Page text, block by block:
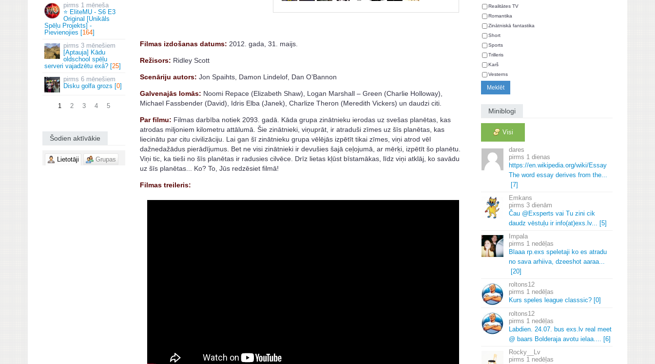
1 mēneša
⭐ EliteMU - S6 E3
Original [Unikāls
Spēļu Projekts] -
Pievienojies [164]
3 mēnešiem
[Aptauja] Kādu
oldschool spēļu
serveri vajadzētu exā? [25]
6 mēnešiem
Disku golfa grozs [0]
1 2 3 4 5
Šodien aktīvākie
Lietotāji Grupas
Filmas izdošanas datums: 2012. gada, 31. maijs.
Režisors: Ridley Scott
Scenāriju autors: Jon Spaihts, Damon Lindelof, Dan O’Bannon
Galvenajās lomās: Noomi Repace (Elizabeth Shaw), Logan Marshall – Green (Charlie Holloway),
Michael Fassbender (David), Idris Elba (Janek), Charlize Theron (Meredith Vickers) un daudzi citi.
Par filmu: Filmas darbība notiek 2093. gadā. Kāda grupa zinātnieku ierodas uz svešas planētas, kas
atrodas miljoniem kilometru attālumā. Šie zinātnieki, viņuprāt, ir atraduši zīmes uz šīs planētas, kas
liecinātu par citu civilizāciju. Lai gan šī zinātnieku grupa vēlējās izpētīt tikai zīmes, viņi atrod vēl
dažnedažādus pierādījumus. Bet ne visi zinātnieki ir devušies šajā ceļojumā, ar mērķi, izpētīt šo planētu.
Viņi tic, ka tieši no šīs planētas ir radusies cilvēce. Drīz lietas kļūst bīstamākas, līdz viņi atklāj, ko savādu
uz šīs planētas... Ko? To, Jūs redzēsiet filmā!
Filmas treileris:
Realitātes TV
Romantika
Zinātniskā fantastika
Short
Sports
Trilleris
Karš
Vesterns
Miniblogi
Visi
dares
1 dienas
https://en.wikipedia.org/wiki/Essay
The word essay derives from the...
[7]
Emkans
3 dienām
Čau @Exsperts vai Tu zini cik
daudz vēstuļu ir info(at)exs. lv... [5]
Impala
1 nedēļas
Blaaa rp.exs speletaji ko es atradu
no sava arhiiva, dzeeshot aaraa...
[20]
roltons12
1 nedēļas
Kurs speles league classsic? [0]
roltons12
1 nedēļas
Labdien. 24.07. bus exs. lv real meet
@ baars Bolderaja avotu ielaa.... [6]
Rocky__Lv
1 nedēļas